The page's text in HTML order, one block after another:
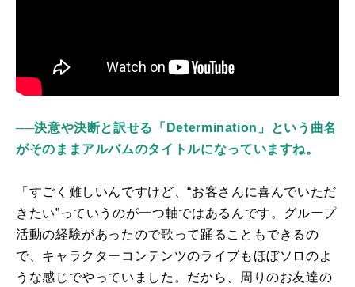
──決意や決断と訳せる「Determination」という曲名
がそのままアルバムのタイトルになっていますね。
「すごく難しいんですけど、“お客さんに喜んでいただ
きたい”っていうのが一つ軸ではあるんです。グループ
活動の経験があったので歌って踊ることもできるの
で、キャラクターコンテンツのライブもほぼソロのよ
うな感じでやっていました。だから、周りのお友達の